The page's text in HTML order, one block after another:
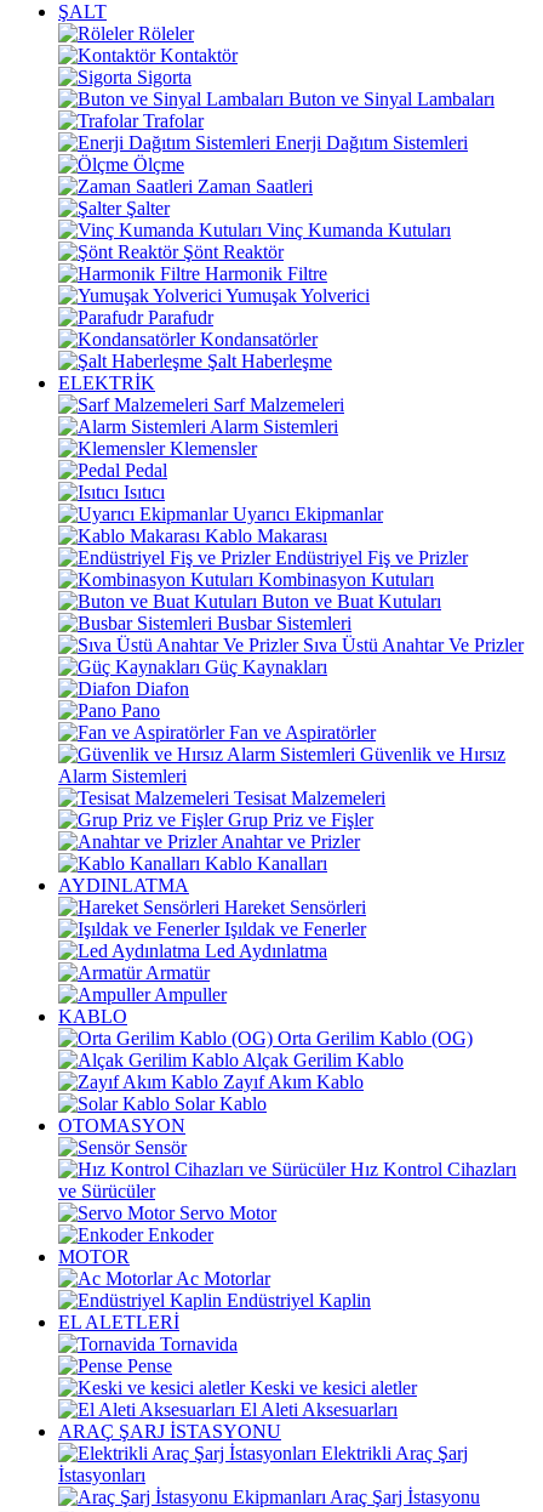
ŞALT
Röleler
Kontaktör
Sigorta
Buton ve Sinyal Lambaları
Trafolar
Enerji Dağıtım Sistemleri
Ölçme
Zaman Saatleri
Şalter
Vinç Kumanda Kutuları
Şönt Reaktör
Harmonik Filtre
Yumuşak Yolverici
Parafudr
Kondansatörler
Şalt Haberleşme
ELEKTRİK
Sarf Malzemeleri
Alarm Sistemleri
Klemensler
Pedal
Isıtıcı
Uyarıcı Ekipmanlar
Kablo Makarası
Endüstriyel Fiş ve Prizler
Kombinasyon Kutuları
Buton ve Buat Kutuları
Busbar Sistemleri
Sıva Üstü Anahtar Ve Prizler
Güç Kaynakları
Diafon
Pano
Fan ve Aspiratörler
Güvenlik ve Hırsız
Alarm Sistemleri
Tesisat Malzemeleri
Grup Priz ve Fişler
Anahtar ve Prizler
Kablo Kanalları
AYDINLATMA
Hareket Sensörleri
Işıldak ve Fenerler
Led Aydınlatma
Armatür
Ampuller
KABLO
Orta Gerilim Kablo (OG)
Alçak Gerilim Kablo
Zayıf Akım Kablo
Solar Kablo
OTOMASYON
Sensör
Hız Kontrol Cihazları
ve Sürücüler
Servo Motor
Enkoder
MOTOR
Ac Motorlar
Endüstriyel Kaplin
EL ALETLERİ
Tornavida
Pense
Keski ve kesici aletler
El Aleti Aksesuarları
ARAÇ ŞARJ İSTASYONU
Elektrikli Araç Şarj
İstasyonları
Araç Şarj İstasyonu